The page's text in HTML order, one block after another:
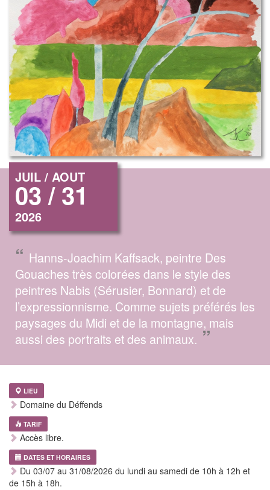
JUIL / AOUT
03 / 31
2026
“ Hanns-Joachim Kaffsack, peintre Des
Gouaches très colorées dans le style des
peintres Nabis (Sérusier, Bonnard) et de
l’expressionnisme. Comme sujets préférés les
paysages du Midi et de la montagne, mais
aussi des portraits et des animaux. ”
LIEU
Domaine du Déffends
TARIF
Accès libre.
DATES ET HORAIRES
Du 03/07 au 31/08/2026 du lundi au samedi de 10h à 12h et
de 15h à 18h.